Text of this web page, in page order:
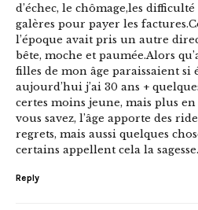
d’échec, le chômage,les
galères pour payer les
l’époque avait pris un autre
bête, moche et paumée.Alors
filles de mon âge paraissaient si
aujourd’hui j’ai 30 ans +
certes moins jeune, mais plus
vous savez, l’âge apporte des
regrets, mais aussi quelques
certains appellent cela la sagesse.
Reply